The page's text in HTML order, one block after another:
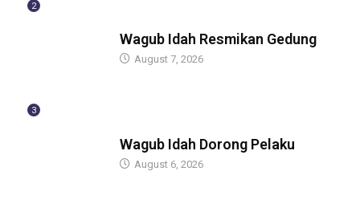
2
Wagub Idah Resmikan Gedung
August 7, 2026
3
Wagub Idah Dorong Pelaku
August 6, 2026